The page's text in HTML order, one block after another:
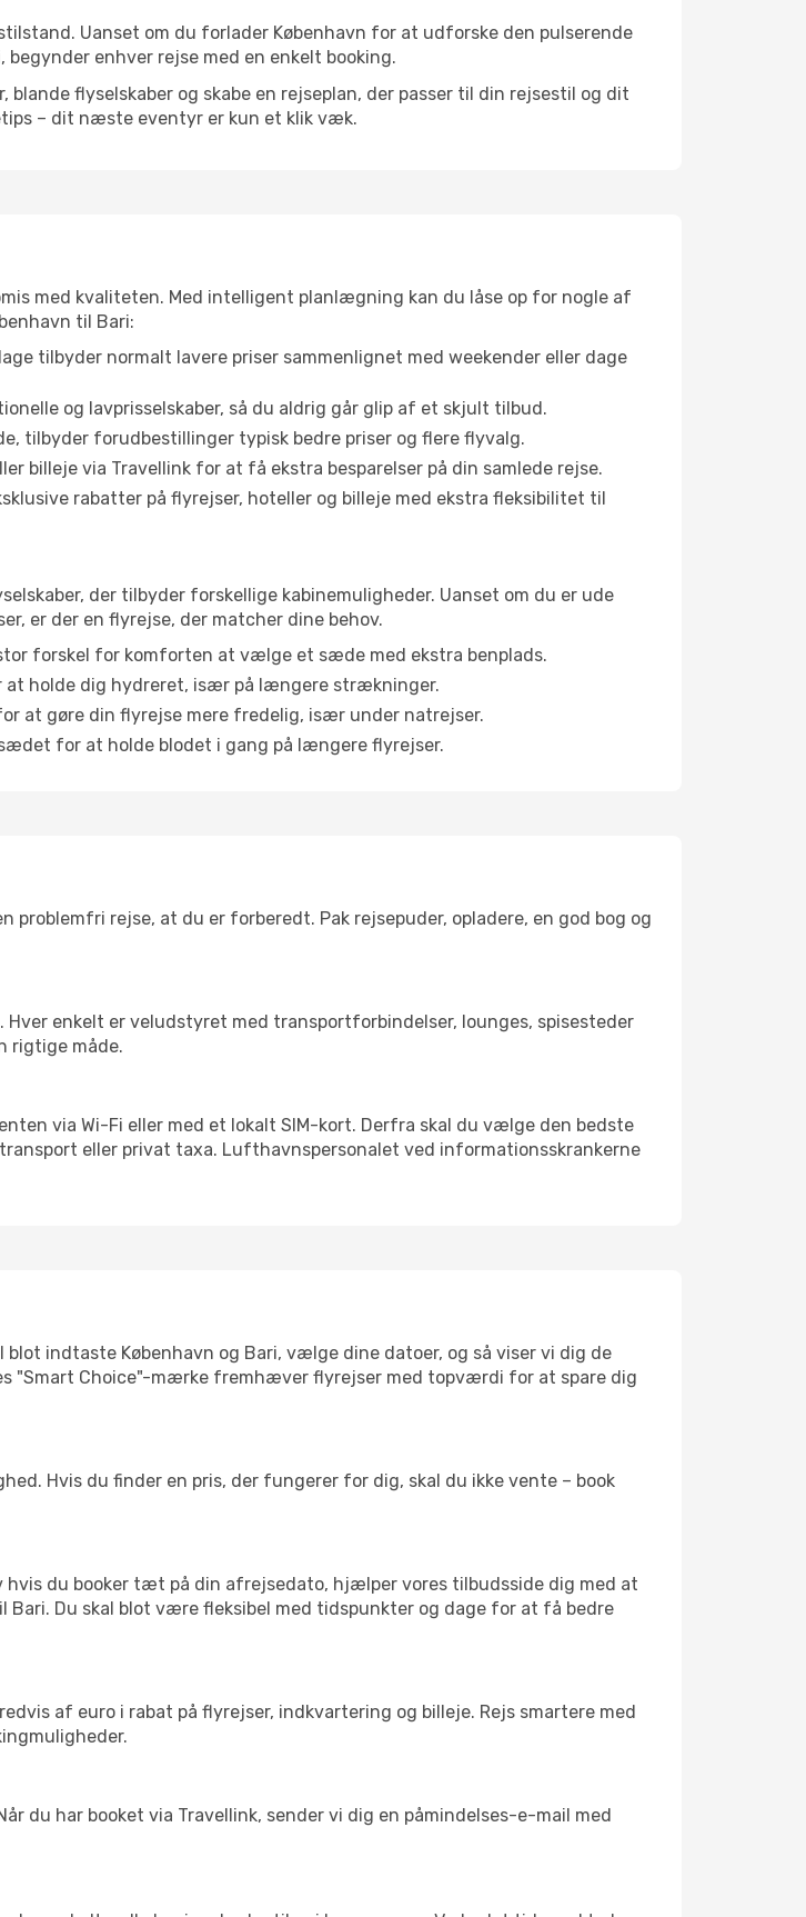
Uanset om du forlader København for at udforske den pulserende
enhver rejse med en enkelt booking.
flyselskaber og skabe en rejseplan, der passer til din rejsestil og dit
– dit næste eventyr er kun et klik væk.
med kvaliteten. Med intelligent planlægning kan du låse op for nogle af
til Bari:
tilbyder normalt lavere priser sammenlignet med weekender eller dage
og lavprisselskaber, så du aldrig går glip af et skjult tilbud.
tilbyder forudbestillinger typisk bedre priser og flere flyvalg.
billeje via Travellink for at få ekstra besparelser på din samlede rejse.
rabatter på flyrejser, hoteller og billeje med ekstra fleksibilitet til
der tilbyder forskellige kabinemuligheder. Uanset om du er ude
er der en flyrejse, der matcher dine behov.
forskel for komforten at vælge et sæde med ekstra benplads.
holde dig hydreret, især på længere strækninger.
at gøre din flyrejse mere fredelig, især under natrejser.
for at holde blodet i gang på længere flyrejser.
rejse, at du er forberedt. Pak rejsepuder, opladere, en god bog og
enkelt er veludstyret med transportforbindelser, lounges, spisesteder
rigtige måde.
via Wi-Fi eller med et lokalt SIM-kort. Derfra skal du vælge den bedste
eller privat taxa. Lufthavnspersonalet ved informationsskrankerne
indtaste København og Bari, vælge dine datoer, og så viser vi dig de
"Smart Choice"-mærke fremhæver flyrejser med topværdi for at spare dig
Hvis du finder en pris, der fungerer for dig, skal du ikke vente – book
hvis du booker tæt på din afrejsedato, hjælper vores tilbudsside dig med at
Du skal blot være fleksibel med tidspunkter og dage for at få bedre
af euro i rabat på flyrejser, indkvartering og billeje. Rejs smartere med
du har booket via Travellink, sender vi dig en påmindelses-e-mail med